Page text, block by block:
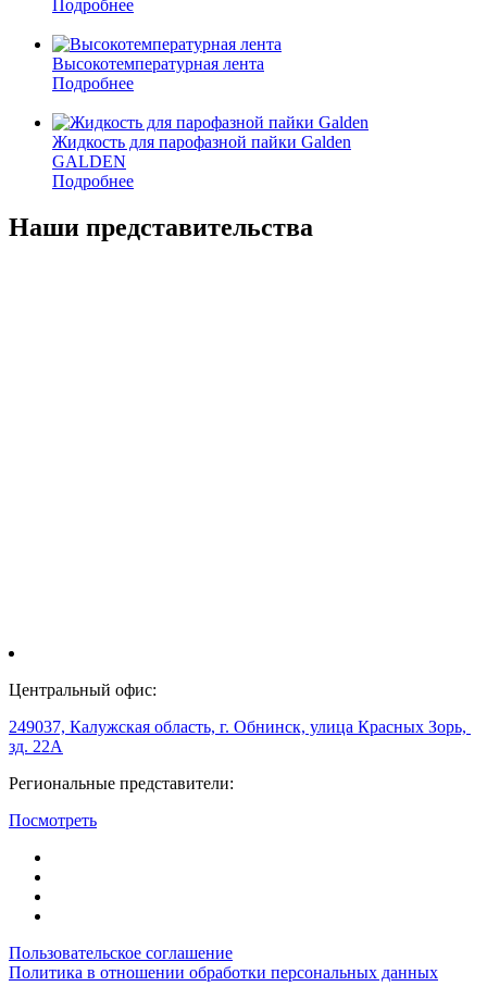
Подробнее
Высокотемпературная лента
Подробнее
Жидкость для парофазной пайки Galden
GALDEN
Подробнее
Наши представительства
Центральный офис:
249037, Калужская область, г. Обнинск, улица Красных Зорь,
зд. 22А
Региональные представители:
Посмотреть
Пользовательское соглашение
Политика в отношении обработки персональных данных